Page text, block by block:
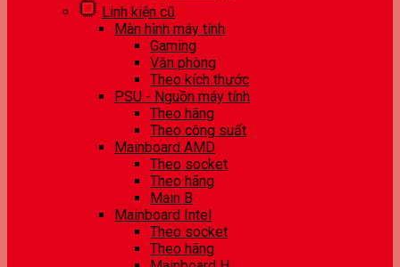
Linh kiện cũ
Màn hình máy tính
Gaming
Văn phòng
Theo kích thước
PSU - Nguồn máy tính
Theo hãng
Theo công suất
Mainboard AMD
Theo socket
Theo hãng
Main B
Mainboard Intel
Theo socket
Theo hãng